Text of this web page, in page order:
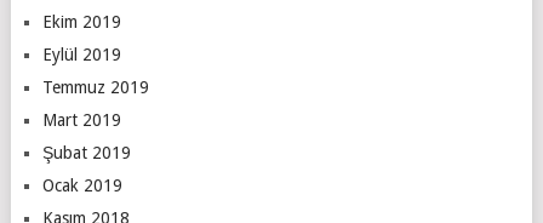
Ekim 2019
Eylül 2019
Temmuz 2019
Mart 2019
Şubat 2019
Ocak 2019
Kasım 2018